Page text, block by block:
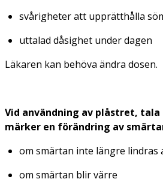
svårigheter att upprätthålla
uttalad dåsighet under dagen
Läkaren kan behöva ändra dosen.
Vid användning av plåstret,
märker en förändring av
om smärtan inte längre lindras
om smärtan blir värre